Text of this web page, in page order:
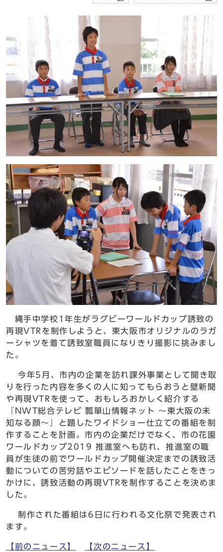
縄手中学校1年生がラグビーワールドカップ誘致の
再現VTRを制作しようと、東大阪市オリジナルのラガ
ーシャツを着て誘致室職員になりきり撮影に挑みまし
た。
今年5月、市内の企業を訪れ課外事業として聞き取
りを行った内容を多くの人に知ってもらおうと壁新聞
や再現VTRを使って、おもしろおかしく紹介する
『NWT総合テレビ 瓢箪山情報ネット ～東大阪の未
知なる顔～』と題したワイドショー仕立ての番組を制
作することを計画。市内の企業だけでなく、市の花園
ワールドカップ2019 推進室へも訪れ、推進室の職
員が生徒の前でワールドカップ開催決定までの誘致活
動についての苦労話やエピソードを話したことをきっ
かけに、誘致活動の再現VTRを制作することを決めま
した。
制作された番組は6日に行われる文化祭で発表され
ます。
【前のニュース】 【次のニュース】